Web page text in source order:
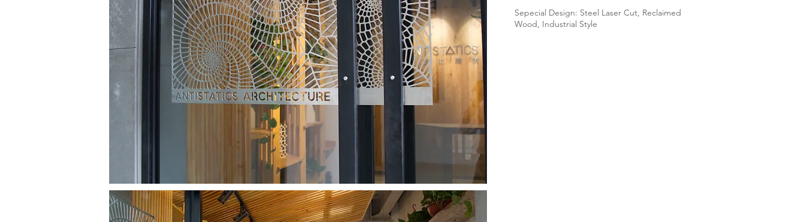
Sepecial Design: Steel Laser Cut, Reclaimed
Wood, Industrial Style